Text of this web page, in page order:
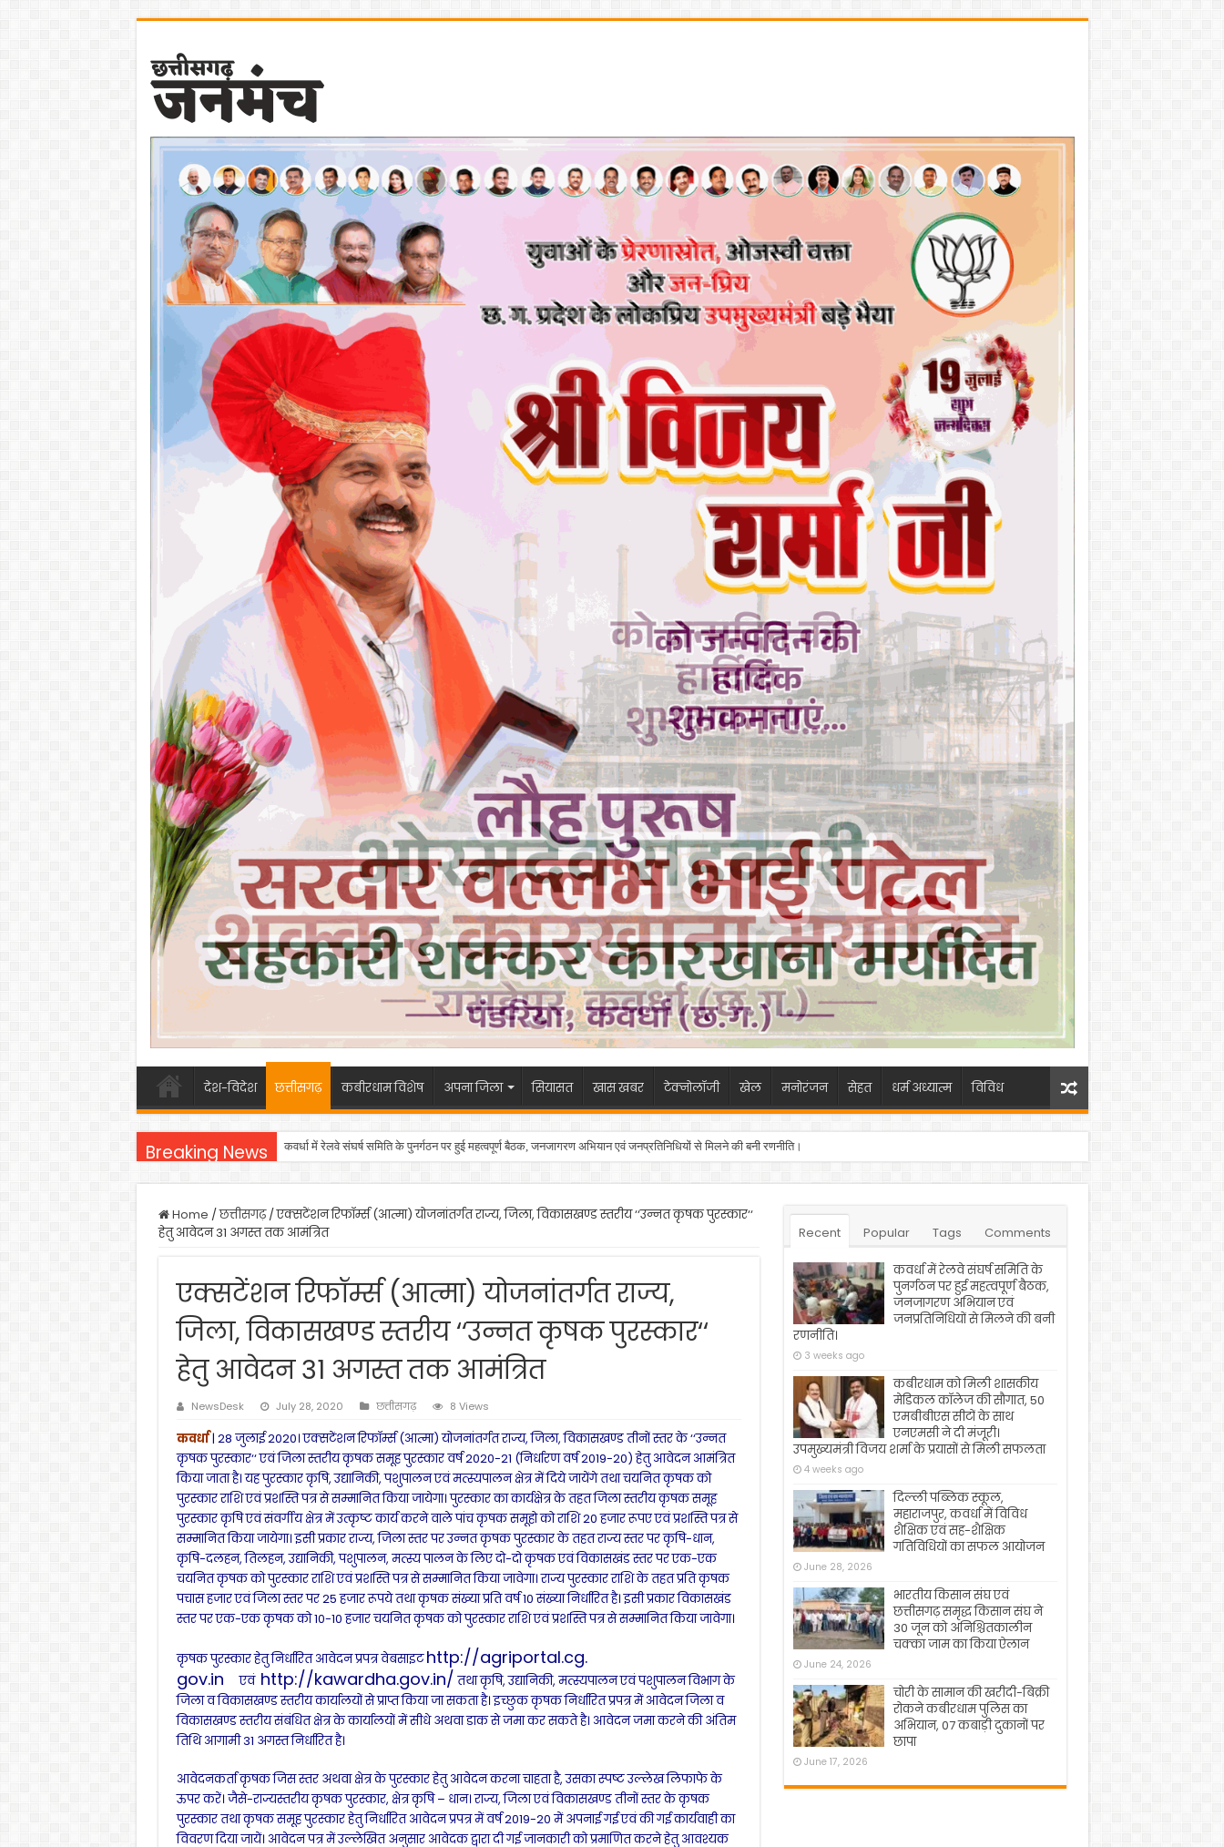
देश-विदेश छत्तीसगढ़ कबीरधाम विशेष अपना जिला सियासत खास खबर टेक्नोलॉजी खेल मनोरंजन सेहत धर्म अध्यात्म विविध
Breaking News कवर्धा में रेलवे संघर्ष समिति के पुनर्गठन पर हुई महत्वपूर्ण बैठक, जनजागरण अभियान एवं जनप्रतिनिधियों से मिलने की बनी रणनीति।
Home /छत्तीसगढ़ /एक्सटेंशन रिफॉर्म्स (आत्मा) योजनांतर्गत राज्य, जिला, विकासखण्ड स्तरीय ‘‘उन्नत कृषक पुरस्कार‘‘
हेतु आवेदन 31 अगस्त तक आमंत्रित
एक्सटेंशन रिफॉर्म्स (आत्मा) योजनांतर्गत राज्य,
जिला, विकासखण्ड स्तरीय ‘‘उन्नत कृषक पुरस्कार‘‘
हेतु आवेदन 31 अगस्त तक आमंत्रित
NewsDesk July 28, 2020 छत्तीसगढ़ 8 Views
कवर्धा| 28 जुलाई 2020। एक्सटेंशन रिफॉर्म्स (आत्मा) योजनांतर्गत राज्य, जिला, विकासखण्ड तीनों स्तर के ‘‘उन्नत
कृषक पुरस्कार‘‘ एवं जिला स्तरीय कृषक समूह पुरस्कार वर्ष 2020-21 (निर्धारण वर्ष 2019-20) हेतु आवेदन आमंत्रित
किया जाता है। यह पुरस्कार कृषि, उद्यानिकी, पशुपालन एवं मत्स्यपालन क्षेत्र में दिये जायेंगे तथा चयनित कृषक को
पुरस्कार राशि एवं प्रशस्ति पत्र से सम्मानित किया जायेगा। पुरस्कार का कार्यक्षेत्र के तहत जिला स्तरीय कृषक समूह
पुरस्कार कृषि एवं संवर्गीय क्षेत्र में उत्कृष्ट कार्य करने वाले पांच कृषक समूहो को राशि 20 हजार रूपए एवं प्रशस्ति पत्र से
सम्मानित किया जायेगा। इसी प्रकार राज्य, जिला स्तर पर उन्नत कृषक पुरस्कार के तहत राज्य स्तर पर कृषि-धान,
कृषि-दलहन, तिलहन, उद्यानिकी, पशुपालन, मत्स्य पालन के लिए दो-दो कृषक एवं विकासखंड स्तर पर एक-एक
चयनित कृषक को पुरस्कार राशि एवं प्रशस्ति पत्र से सम्मानित किया जावेगा। राज्य पुरस्कार राशि के तहत प्रति कृषक
पचास हजार एवं जिला स्तर पर 25 हजार रूपये तथा कृषक संख्या प्रति वर्ष 10 संख्या निर्धारित है। इसी प्रकार विकासखंड
स्तर पर एक-एक कृषक को 10-10 हजार चयनित कृषक को पुरस्कार राशि एवं प्रशस्ति पत्र से सम्मानित किया जावेगा।
कृषक पुरस्कार हेतु निर्धारित आवेदन प्रपत्र वेबसाइटhttp://agriportal.cg.
gov.in
एवं http://kawardha.gov.in/ तथा कृषि, उद्यानिकी, मत्स्यपालन एवं पशुपालन विभाग के
जिला व विकासखण्ड स्तरीय कार्यालयों से प्राप्त किया जा सकता है। इच्छुक कृषक निर्धारित प्रपत्र में आवेदन जिला व
विकासखण्ड स्तरीय संबंधित क्षेत्र के कार्यालयों में सीधे अथवा डाक से जमा कर सकते है। आवेदन जमा करने की अंतिम
तिथि आगामी 31 अगस्त निर्धारित है।
आवेदनकर्ता कृषक जिस स्तर अथवा क्षेत्र के पुरस्कार हेतु आवेदन करना चाहता है, उसका स्पष्ट उल्लेख लिफाफे के
ऊपर करें। जैसे-राज्यस्तरीय कृषक पुरस्कार, क्षेत्र कृषि – धान। राज्य, जिला एवं विकासखण्ड तीनों स्तर के कृषक
पुरस्कार तथा कृषक समूह पुरस्कार हेतु निर्धारित आवेदन प्रपत्र में वर्ष 2019-20 में अपनाई गई एवं की गई कार्यवाही का
विवरण दिया जायें। आवेदन पत्र में उल्लेखित अनुसार आवेदक द्वारा दी गई जानकारी को प्रमाणित करने हेतु आवश्यक
Recent Popular Tags Comments
कवर्धा में रेलवे संघर्ष समिति के
पुनर्गठन पर हुई महत्वपूर्ण बैठक,
जनजागरण अभियान एवं
जनप्रतिनिधियों से मिलने की बनी
रणनीति।
3 weeks ago
कबीरधाम को मिली शासकीय
मेडिकल कॉलेज की सौगात, 50
एमबीबीएस सीटों के साथ
एनएमसी ने दी मंजूरी।
उपमुख्यमंत्री विजय शर्मा के प्रयासों से मिली सफलता
4 weeks ago
दिल्ली पब्लिक स्कूल,
महाराजपुर, कवर्धा में विविध
शैक्षिक एवं सह-शैक्षिक
गतिविधियों का सफल आयोजन
June 28, 2026
भारतीय किसान संघ एवं
छत्तीसगढ़ समृद्ध किसान संघ ने
30 जून को अनिश्चितकालीन
चक्का जाम का किया ऐलान
June 24, 2026
चोरी के सामान की खरीदी-बिक्री
रोकने कबीरधाम पुलिस का
अभियान, 07 कबाड़ी दुकानों पर
छापा
June 17, 2026